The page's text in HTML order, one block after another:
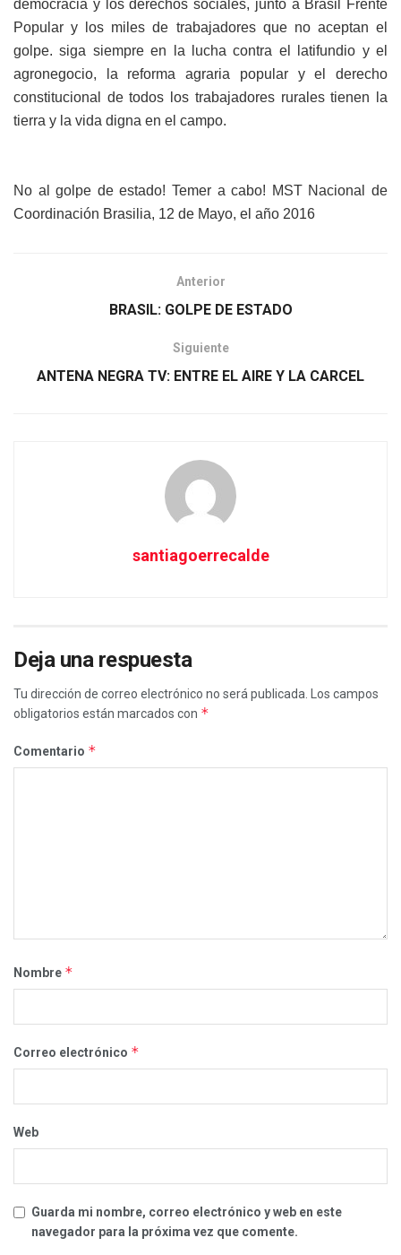
democracia y los derechos sociales, junto a Brasil Frente
Popular y los miles de trabajadores que no aceptan el
golpe. siga siempre en la lucha contra el latifundio y el
agronegocio, la reforma agraria popular y el derecho
constitucional de todos los trabajadores rurales tienen la
tierra y la vida digna en el campo.
No al golpe de estado! Temer a cabo! MST Nacional de
Coordinación Brasilia, 12 de Mayo, el año 2016
Anterior
BRASIL: GOLPE DE ESTADO
Siguiente
ANTENA NEGRA TV: ENTRE EL AIRE Y LA CARCEL
santiagoerrecalde
Deja una respuesta
Tu dirección de correo electrónico no será publicada.
Los campos
obligatorios están marcados con *
Comentario *
Nombre *
Correo electrónico *
Web
Guarda mi nombre, correo electrónico y web en este
navegador para la próxima vez que comente.